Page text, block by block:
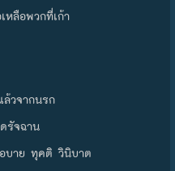
หลือพวกที่เก้า
วจากนรก
รัจฉาน
บาย ทุคติ วินิบาต